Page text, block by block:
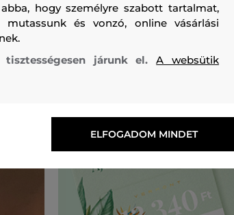
hogy személyre szabott tartalmat,
mutassunk és vonzó, online vásárlási
tisztességesen járunk el.A websütik
ELFOGADOM MINDET